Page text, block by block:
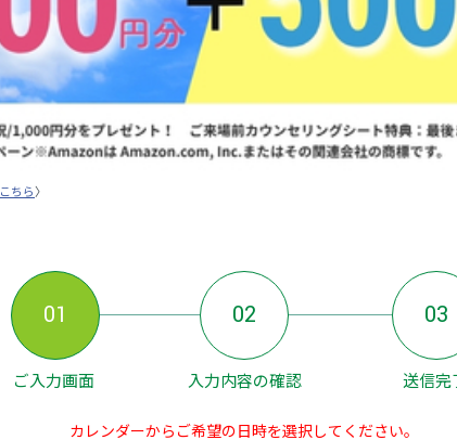
こちら〉
01
ご入力画面
02
入力内容の確認
03
送信完
カレンダーからご希望の日時を選択してください。